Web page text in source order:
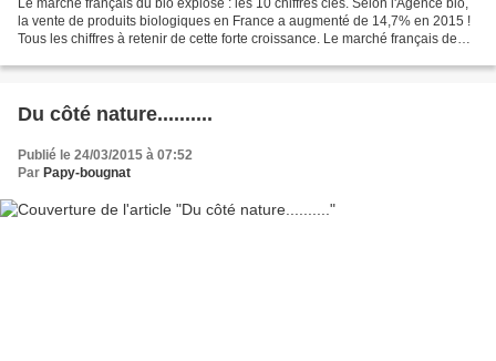
Le marché français du bio explose : les 10 chiffres clés. Selon l'Agence bio,
la vente de produits biologiques en France a augmenté de 14,7% en 2015 !
Tous les chiffres à retenir de cette forte croissance. Le marché français de
Du côté nature..........
Publié le 24/03/2015 à 07:52
Par Papy-bougnat